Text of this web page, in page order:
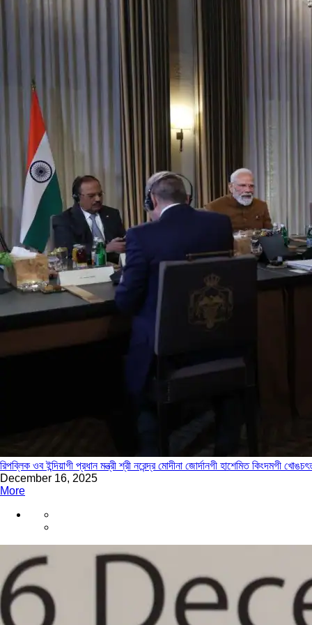
রিপব্লিক ওব ইন্দিয়াগী প্রধান মন্ত্রী শ্রী নরেন্দ্র মোদীনা জোর্দানগী হাশেমিত কিংদমগী
December 16, 2025
More